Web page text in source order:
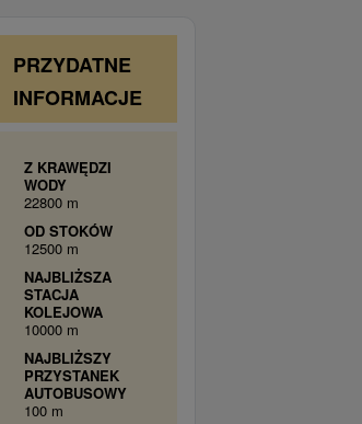
PRZYDATNE
INFORMACJE
Z KRAWĘDZI
WODY
22800 m
OD STOKÓW
12500 m
NAJBLIŻSZA
STACJA
KOLEJOWA
10000 m
NAJBLIŻSZY
PRZYSTANEK
AUTOBUSOWY
100 m